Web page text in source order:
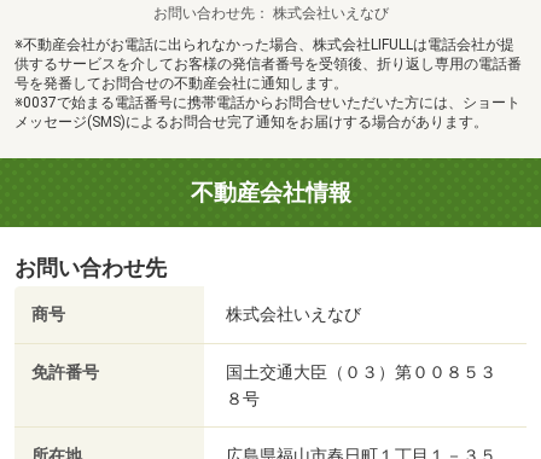
お問い合わせ先
株式会社いえなび
※不動産会社がお電話に出られなかった場合、株式会社LIFULLは電話会社が提
供するサービスを介してお客様の発信者番号を受領後、折り返し専用の電話番
号を発番してお問合せの不動産会社に通知します。
※0037で始まる電話番号に携帯電話からお問合せいただいた方には、ショート
メッセージ(SMS)によるお問合せ完了通知をお届けする場合があります。
不動産会社情報
お問い合わせ先
商号 株式会社いえなび
免許番号
国土交通大臣（０３）第００８５３
８号